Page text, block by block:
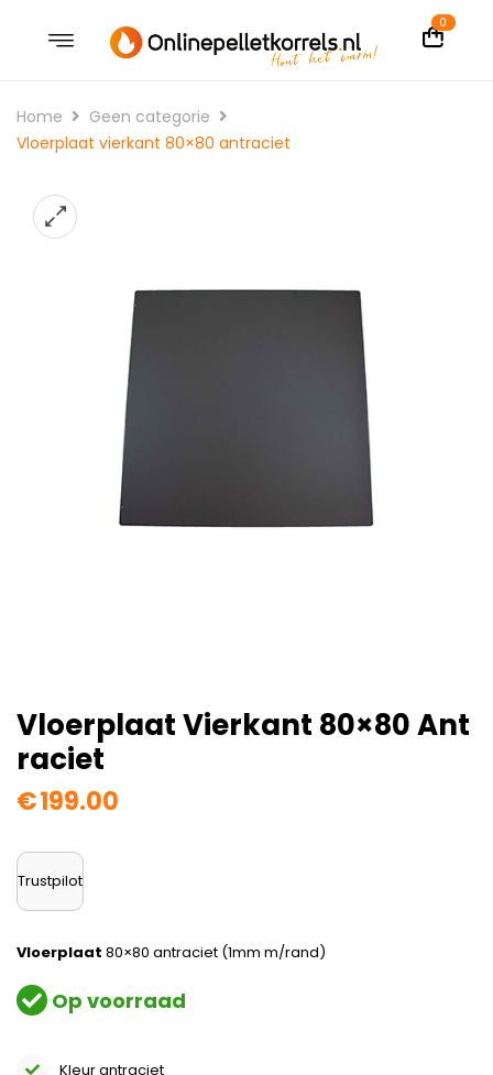
0
Home
Geen categorie
Vloerplaat vierkant 80×80 antraciet
Vloerplaat Vierkant 80×80 Ant
Raciet
€199.00
Trustpilot
Vloerplaat 80×80 antraciet (1mm m/rand)
Op voorraad
Kleur antraciet